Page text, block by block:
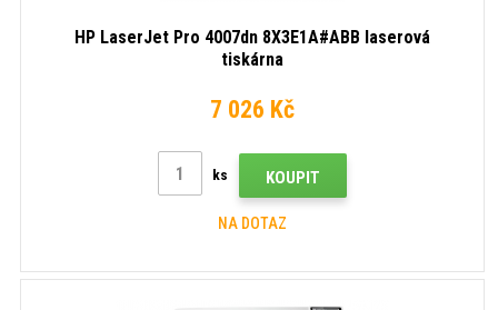
HP LaserJet Pro 4007dn 8X3E1A#ABB laserová
tiskárna
7 026 Kč
ks KOUPIT
NA DOTAZ